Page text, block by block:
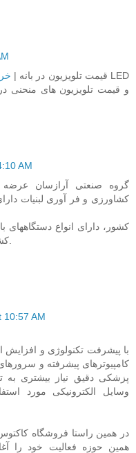
قیمت تلویزیون در بانه |
و قیمت تلویزیون های منحنی
AM
گروه صنعتی آرازسان عرضه
کشاورزی و فر آوری لبنیات
کشور، دارای انواع
10:57 AM
با پیشرفت تکنولوژی و افزایش
کامپیوترهای پیشرفته و
پزشکی دقیق نیاز بیشتری به
وسایل الکترونیکی مورد
در همین راستا فروشگاه
همین حوزه فعالیت خود را